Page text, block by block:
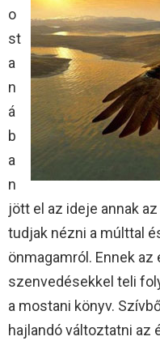
o
st
a
n
á
b
a
n
jött el az ideje annak
tudjak nézni a múlttal
önmagamról. Ennek
szenvedésekkel teli
a mostani könyv.
hajlandó változtatni az